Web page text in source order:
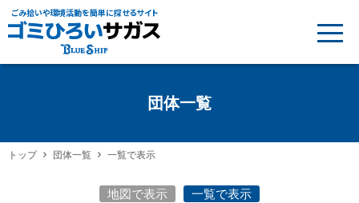
ごみ拾いや環境活動を簡単に探せるサイト
団体一覧
トップ 団体一覧 一覧で表示
地図で表示 一覧で表示